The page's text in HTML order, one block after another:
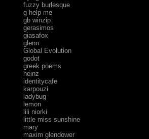
fuzzy burlesque
g help me
gb winzip
gerasimos
giasafox
glenn
Global Evolution
godot
greek poems
heinz
identitycafe
karpouzi
ladybug
lemon
lili niorki
little miss sunshine
mary
maxim glendower